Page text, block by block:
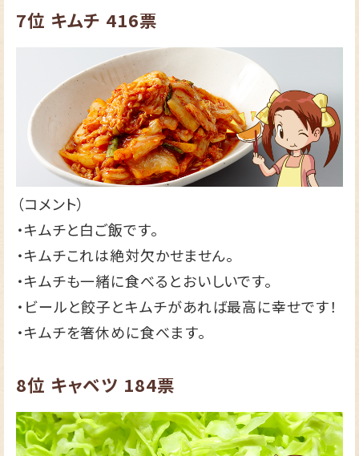
7位 キムチ 416票
（コメント）
・キムチと白ご飯です。
・キムチこれは絶対欠かせません。
・キムチも一緒に食べるとおいしいです。
・ビールと餃子とキムチがあれば最高に幸せです！
・キムチを箸休めに食べます。
8位 キャベツ 184票